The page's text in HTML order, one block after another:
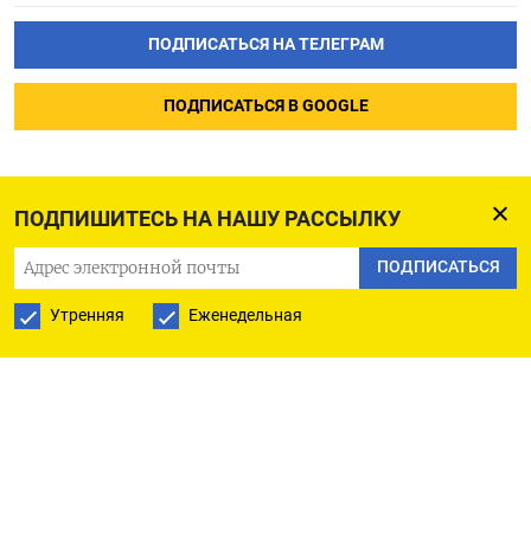
ПОДПИШИТЕСЬ НА НАШУ РАССЫЛКУ
ПОДПИСАТЬСЯ
Утренняя Еженедельная
ПОДПИСАТЬСЯ НА ТЕЛЕГРАМ
ПОДПИСАТЬСЯ В GOOGLE